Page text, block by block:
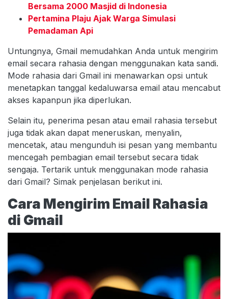
Bersama 2000 Masjid di Indonesia
Pertamina Plaju Ajak Warga Simulasi
Pemadaman Api
Untungnya, Gmail memudahkan Anda untuk mengirim
email secara rahasia dengan menggunakan kata sandi.
Mode rahasia dari Gmail ini menawarkan opsi untuk
menetapkan tanggal kedaluwarsa email atau mencabut
akses kapanpun jika diperlukan.
Selain itu, penerima pesan atau email rahasia tersebut
juga tidak akan dapat meneruskan, menyalin,
mencetak, atau mengunduh isi pesan yang membantu
mencegah pembagian email tersebut secara tidak
sengaja. Tertarik untuk menggunakan mode rahasia
dari Gmail? Simak penjelasan berikut ini.
Cara Mengirim Email Rahasia
di Gmail